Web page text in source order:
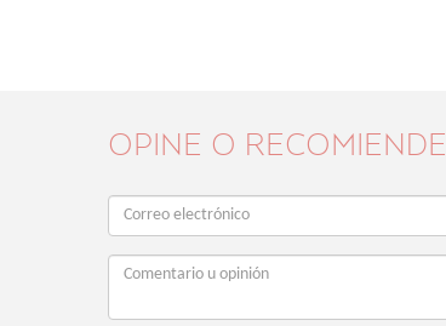
OPINE O RECOMIENDE